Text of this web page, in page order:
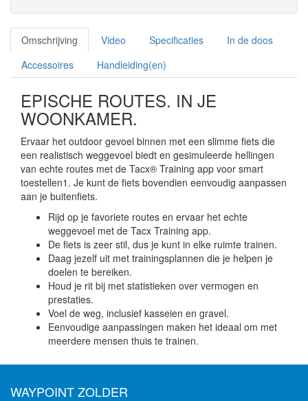
Omschrijving Video Specificaties
In de doos
Accessoires
Handleiding(en)
EPISCHE ROUTES. IN JE
WOONKAMER.
Ervaar het outdoor gevoel binnen met een slimme fiets die
een realistisch weggevoel biedt en gesimuleerde hellingen
van echte routes met de Tacx® Training app voor smart
toestellen1. Je kunt de fiets bovendien eenvoudig aanpassen
aan je buitenfiets.
Rijd op je favoriete routes en ervaar het echte
weggevoel met de Tacx Training app.
De fiets is zeer stil, dus je kunt in elke ruimte trainen.
Daag jezelf uit met trainingsplannen die je helpen je
doelen te bereiken.
Houd je rit bij met statistieken over vermogen en
prestaties.
Voel de weg, inclusief kasseien en gravel.
Eenvoudige aanpassingen maken het ideaal om met
meerdere mensen thuis te trainen.
WAYPOINT ZOLDER